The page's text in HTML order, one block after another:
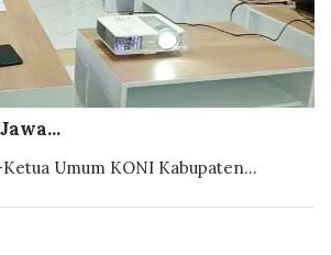
Umum KONI Kabupaten...